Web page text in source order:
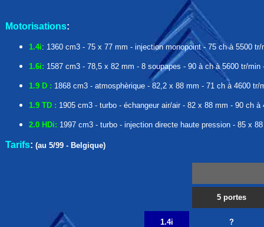
Motorisations:
1.4i: 1360 cm3 - 75 x 77 mm - injection monopoint - 75 ch à 5500
1.6i: 1587 cm3 - 78,5 x 82 mm - 8 soupapes - 90 à ch à 5600 tr/
1.9 D : 1868 cm3 - atmosphèrique - 82,2 x 88 mm - 71 ch à 4600
1.9 TD : 1905 cm3 - turbo - échangeur air/air - 82 x 88 mm - 90 ch
2.0 HDi: 1997 cm3 - turbo - injection directe haute pression - 85 x
Tarifs: (au 5/99 - Belgique)
5 portes
1.4i ?